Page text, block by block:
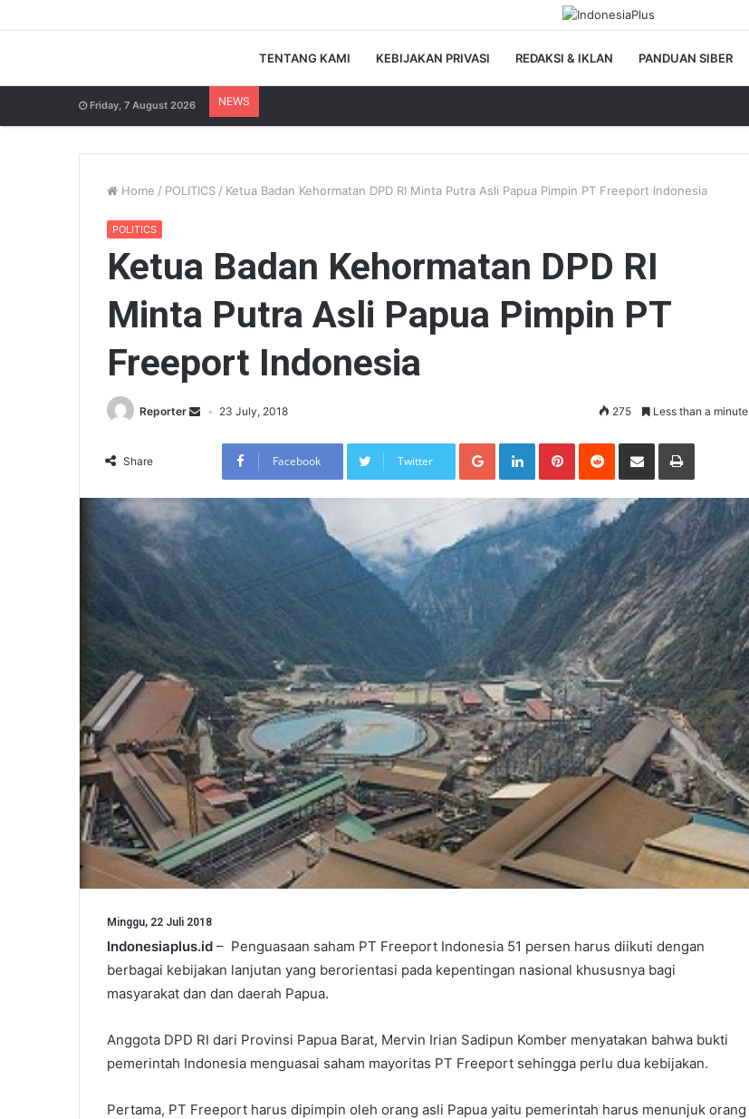
TENTANG KAMI KEBIJAKAN PRIVASI REDAKSI & IKLAN PANDUAN SIBER
Friday, 7 August 2026 NEWS
Home / POLITICS / Ketua Badan Kehormatan DPD RI Minta Putra Asli Papua Pimpin PT Freeport Indonesia
POLITICS
Ketua Badan Kehormatan DPD RI
Minta Putra Asli Papua Pimpin PT
Freeport Indonesia
Reporter 23 July, 2018 275 Less than a minute
Share Facebook Twitter
Google+LinkedInPinterestReddit Share via Email Print
Minggu, 22 Juli 2018
Indonesiaplus.id – Penguasaan saham PT Freeport Indonesia 51 persen harus diikuti dengan
berbagai kebijakan lanjutan yang berorientasi pada kepentingan nasional khususnya bagi
masyarakat dan dan daerah Papua.
Anggota DPD RI dari Provinsi Papua Barat, Mervin Irian Sadipun Komber menyatakan bahwa bukti
pemerintah Indonesia menguasai saham mayoritas PT Freeport sehingga perlu dua kebijakan.
Pertama, PT Freeport harus dipimpin oleh orang asli Papua yaitu pemerintah harus menunjuk orang